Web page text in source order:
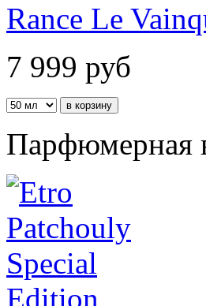
Rance Le
7 999 руб
Парфюмерная